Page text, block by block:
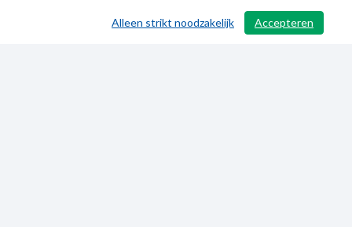
/ 181
Accepteren
Alleen strikt noodzakelijk